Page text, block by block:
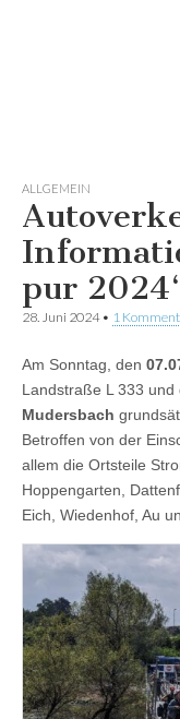
ALLGEMEIN
pur
28. Juni 2024• 1
Am Sonntag, den
Landstraße L 333 und
Mudersbach
Betroffen von der
allem die Ortsteile
Hoppengarten,
Eich, Wiedenhof, Au